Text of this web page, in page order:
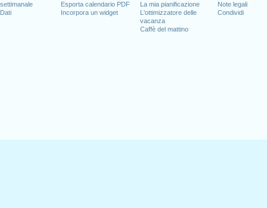
settimanale
Dati
Esporta calendario PDF
Incorpora un widget
La mia pianificazione
L'ottimizzatore delle
vacanza
Caffè del mattino
Note legali
Condividi